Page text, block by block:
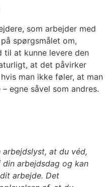
som arbejder med
spørgsmålet om,
at kunne levere den
at det påvirker
man ikke føler, at man
egne såvel som andres.
at du véd,
arbejdsdag og kan
arbejde. Det